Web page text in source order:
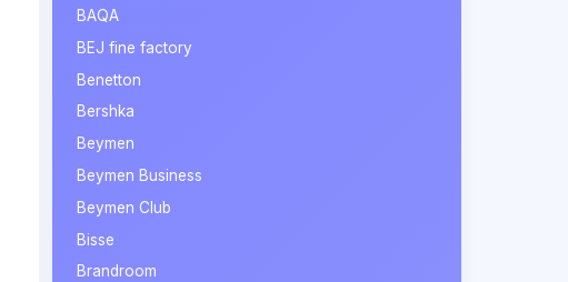
BAQA
BEJ fine factory
Benetton
Bershka
Beymen
Beymen Business
Beymen Club
Bisse
Brandroom